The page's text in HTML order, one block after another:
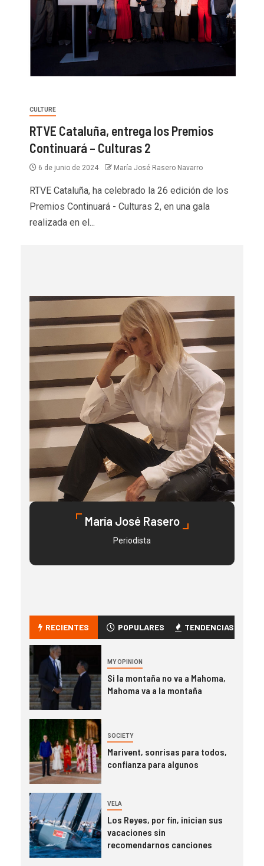
CULTURE
RTVE Cataluña, entrega los Premios
Continuará – Culturas 2
6 de junio de 2024 María José Rasero Navarro
RTVE Cataluña, ha celebrado la 26 edición de los
Premios Continuará - Culturas 2, en una gala
realizada en el...
María José Rasero
Periodista
RECIENTES POPULARES TENDENCIAS
MY OPINION
Si la montaña no va a Mahoma,
Mahoma va a la montaña
SOCIETY
Marivent, sonrisas para todos,
confianza para algunos
VELA
Los Reyes, por fin, inician sus
vacaciones sin
recomendarnos canciones